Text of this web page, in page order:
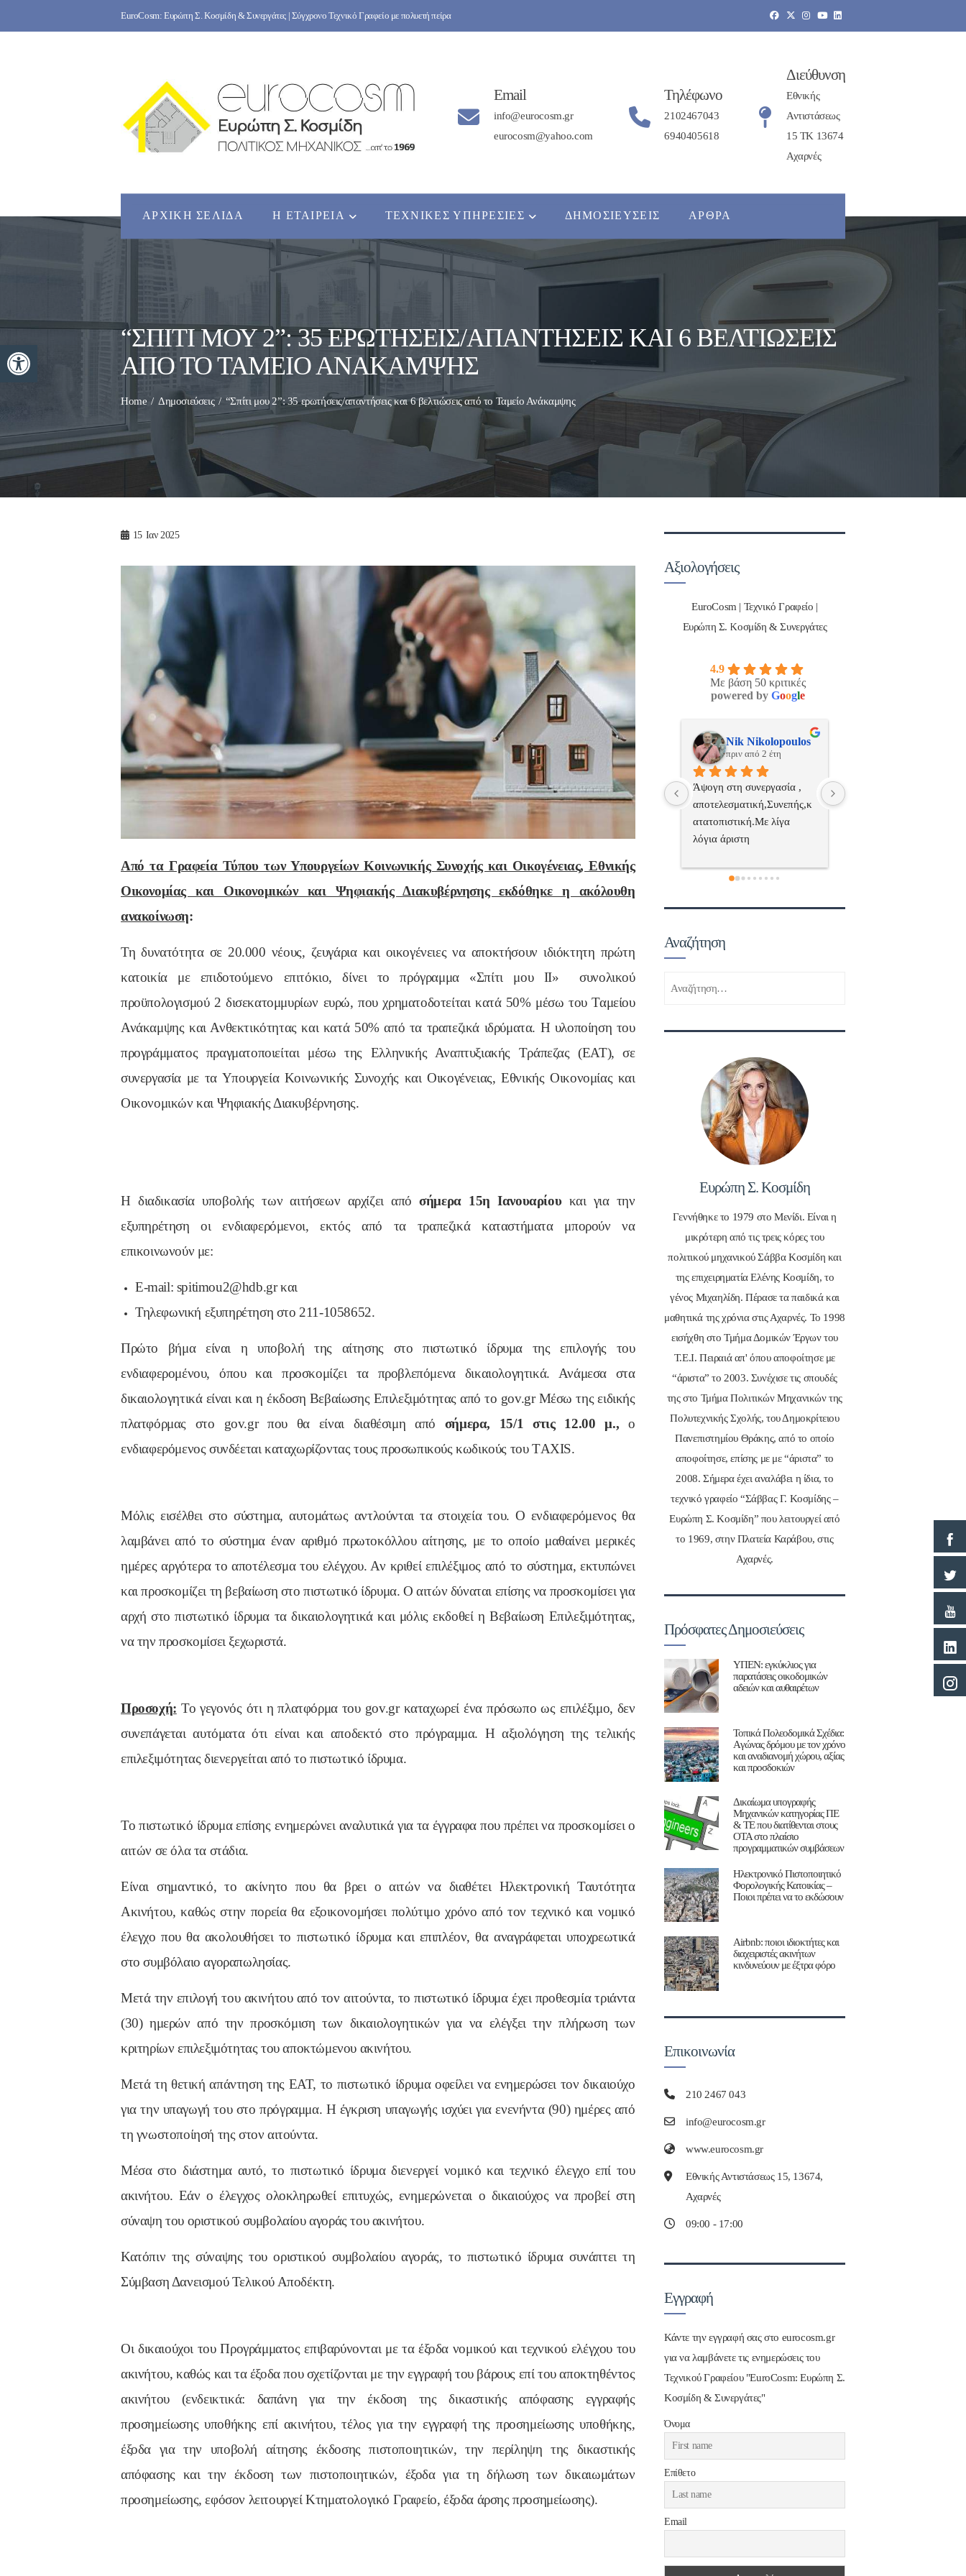
Ανοίξτε τη γραμμή εργαλείων
to
EuroCosm: Ευρώπη Σ. Κοσμίδη & Συνεργάτες | Σύγχρονο Τεχνικό Γραφείο με πολυετή πείρα
Email
info@eurocosm.gr
eurocosm@yahoo.com
Τηλέφωνο
2102467043
6940405618
Διεύθυνση
Εθνικής
Αντιστάσεως
15 ΤΚ 13674
Αχαρνές
ΑΡΧΙΚΉ ΣΕΛΊΔΑ Η ΕΤΑΙΡΕΊΑ ΤΕΧΝΙΚΈΣ ΥΠΗΡΕΣΊΕΣ ΔΗΜΟΣΙΕΎΣΕΙΣ ΆΡΘΡΑ
“ΣΠΊΤΙ ΜΟΥ 2”: 35 ΕΡΩΤΉΣΕΙΣ/ΑΠΑΝΤΉΣΕΙΣ ΚΑΙ 6 ΒΕΛΤΙΏΣΕΙΣ
ΑΠΌ ΤΟ ΤΑΜΕΊΟ ΑΝΆΚΑΜΨΗΣ
Home Δημοσιεύσεις “Σπίτι μου 2”: 35 ερωτήσεις/απαντήσεις και 6 βελτιώσεις από το Ταμείο Ανάκαμψης
15 Ιαν 2025
Από τα Γραφεία Τύπου των Υπουργείων Κοινωνικής Συνοχής και Οικογένειας, Εθνικής
Οικονομίας και Οικονομικών και Ψηφιακής Διακυβέρνησης εκδόθηκε η ακόλουθη
ανακοίνωση:
Τη δυνατότητα σε 20.000 νέους, ζευγάρια και οικογένειες να αποκτήσουν ιδιόκτητη πρώτη
κατοικία με επιδοτούμενο επιτόκιο, δίνει το πρόγραμμα «Σπίτι μου ΙΙ» συνολικού
προϋπολογισμού 2 δισεκατομμυρίων ευρώ, που χρηματοδοτείται κατά 50% μέσω του Ταμείου
Ανάκαμψης και Ανθεκτικότητας και κατά 50% από τα τραπεζικά ιδρύματα. Η υλοποίηση του
προγράμματος πραγματοποιείται μέσω της Ελληνικής Αναπτυξιακής Τράπεζας (ΕΑΤ), σε
συνεργασία με τα Υπουργεία Κοινωνικής Συνοχής και Οικογένειας, Εθνικής Οικονομίας και
Οικονομικών και Ψηφιακής Διακυβέρνησης.
Η διαδικασία υποβολής των αιτήσεων αρχίζει απόσήμερα 15η Ιανουαρίου και για την
εξυπηρέτηση οι ενδιαφερόμενοι, εκτός από τα τραπεζικά καταστήματα μπορούν να
επικοινωνούν με:
E-mail: spitimou2@hdb.gr και
Τηλεφωνική εξυπηρέτηση στο 211-1058652.
Πρώτο βήμα είναι η υποβολή της αίτησης στο πιστωτικό ίδρυμα της επιλογής του
ενδιαφερομένου, όπου και προσκομίζει τα προβλεπόμενα δικαιολογητικά. Ανάμεσα στα
δικαιολογητικά είναι και η έκδοση Βεβαίωσης Επιλεξιμότητας από το gov.gr Μέσω της ειδικής
πλατφόρμας στο gov.gr που θα είναι διαθέσιμη από σήμερα, 15/1 στις 12.00 μ., ο
ενδιαφερόμενος συνδέεται καταχωρίζοντας τους προσωπικούς κωδικούς του ΤAXIS.
Μόλις εισέλθει στο σύστημα, αυτομάτως αντλούνται τα στοιχεία του. Ο ενδιαφερόμενος θα
λαμβάνει από το σύστημα έναν αριθμό πρωτοκόλλου αίτησης, με το οποίο μαθαίνει μερικές
ημέρες αργότερα το αποτέλεσμα του ελέγχου. Αν κριθεί επιλέξιμος από το σύστημα, εκτυπώνει
και προσκομίζει τη βεβαίωση στο πιστωτικό ίδρυμα. Ο αιτών δύναται επίσης να προσκομίσει για
αρχή στο πιστωτικό ίδρυμα τα δικαιολογητικά και μόλις εκδοθεί η Βεβαίωση Επιλεξιμότητας,
να την προσκομίσει ξεχωριστά.
Προσοχή: Το γεγονός ότι η πλατφόρμα του gov.gr καταχωρεί ένα πρόσωπο ως επιλέξιμο, δεν
συνεπάγεται αυτόματα ότι είναι και αποδεκτό στο πρόγραμμα. Η αξιολόγηση της τελικής
επιλεξιμότητας διενεργείται από το πιστωτικό ίδρυμα.
Το πιστωτικό ίδρυμα επίσης ενημερώνει αναλυτικά για τα έγγραφα που πρέπει να προσκομίσει ο
αιτών σε όλα τα στάδια.
Είναι σημαντικό, το ακίνητο που θα βρει ο αιτών να διαθέτει Ηλεκτρονική Ταυτότητα
Ακινήτου, καθώς στην πορεία θα εξοικονομήσει πολύτιμο χρόνο από τον τεχνικό και νομικό
έλεγχο που θα ακολουθήσει το πιστωτικό ίδρυμα και επιπλέον, θα αναγράφεται υποχρεωτικά
στο συμβόλαιο αγοραπωλησίας.
Μετά την επιλογή του ακινήτου από τον αιτούντα, το πιστωτικό ίδρυμα έχει προθεσμία τριάντα
(30) ημερών από την προσκόμιση των δικαιολογητικών για να ελέγξει την πλήρωση των
κριτηρίων επιλεξιμότητας του αποκτώμενου ακινήτου.
Μετά τη θετική απάντηση της ΕΑΤ, το πιστωτικό ίδρυμα οφείλει να ενημερώσει τον δικαιούχο
για την υπαγωγή του στο πρόγραμμα. Η έγκριση υπαγωγής ισχύει για ενενήντα (90) ημέρες από
τη γνωστοποίησή της στον αιτούντα.
Μέσα στο διάστημα αυτό, το πιστωτικό ίδρυμα διενεργεί νομικό και τεχνικό έλεγχο επί του
ακινήτου. Εάν ο έλεγχος ολοκληρωθεί επιτυχώς, ενημερώνεται ο δικαιούχος να προβεί στη
σύναψη του οριστικού συμβολαίου αγοράς του ακινήτου.
Κατόπιν της σύναψης του οριστικού συμβολαίου αγοράς, το πιστωτικό ίδρυμα συνάπτει τη
Σύμβαση Δανεισμού Τελικού Αποδέκτη.
Οι δικαιούχοι του Προγράμματος επιβαρύνονται με τα έξοδα νομικού και τεχνικού ελέγχου του
ακινήτου, καθώς και τα έξοδα που σχετίζονται με την εγγραφή του βάρους επί του αποκτηθέντος
ακινήτου (ενδεικτικά: δαπάνη για την έκδοση της δικαστικής απόφασης εγγραφής
προσημείωσης υποθήκης επί ακινήτου, τέλος για την εγγραφή της προσημείωσης υποθήκης,
έξοδα για την υποβολή αίτησης έκδοσης πιστοποιητικών, την περίληψη της δικαστικής
απόφασης και την έκδοση των πιστοποιητικών, έξοδα για τη δήλωση των δικαιωμάτων
προσημείωσης, εφόσον λειτουργεί Κτηματολογικό Γραφείο, έξοδα άρσης προσημείωσης).
Αξιολογήσεις
EuroCosm | Τεχνικό Γραφείο |
Ευρώπη Σ. Κοσμίδη & Συνεργάτες
4.9
Με βάση 50 κριτικές
powered by Google
Nik Nikolopoulos
πριν από 2 έτη
Άψογη στη συνεργασία ,
αποτελεσματική,Συνεπής,κ
λόγια άριστη
το χαμόγελο.Την
Ευχαριστώ πολύ και την
ManosBX
πριν από 2 έτη
Επαγγελματίας  Άψογη
συνεργασία
Αναζήτηση
Ευρώπη Σ. Κοσμίδη
Γεννήθηκε το 1979 στο Μενίδι. Είναι η
μικρότερη από τις τρεις κόρες του
πολιτικού μηχανικού Σάββα Κοσμίδη και
της επιχειρηματία Ελένης Κοσμίδη, το
γένος Μιχαηλίδη. Πέρασε τα παιδικά και
μαθητικά της χρόνια στις Αχαρνές. Το 1998
εισήχθη στο Τμήμα Δομικών Έργων του
Τ.Ε.Ι. Πειραιά απ' όπου αποφοίτησε με
“άριστα” το 2003. Συνέχισε τις σπουδές
της στο Τμήμα Πολιτικών Μηχανικών της
Πολυτεχνικής Σχολής, του Δημοκρίτειου
Πανεπιστημίου Θράκης, από το οποίο
αποφοίτησε, επίσης με με “άριστα” το
2008. Σήμερα έχει αναλάβει η ίδια, το
τεχνικό γραφείο “Σάββας Γ. Κοσμίδης –
Ευρώπη Σ. Κοσμίδη” που λειτουργεί από
το 1969, στην Πλατεία Καράβου, στις
Αχαρνές.
Πρόσφατες Δημοσιεύσεις
ΥΠΕΝ: εγκύκλιος για
παρατάσεις οικοδομικών
αδειών και αυθαιρέτων
Τοπικά Πολεοδομικά Σχέδια:
Aγώνας δρόμου με τον χρόνο
και αναδιανομή χώρου, αξίας
και προσδοκιών
Δικαίωμα υπογραφής
Μηχανικών κατηγορίας ΠΕ
& ΤΕ που διατίθενται στους
ΟΤΑ στο πλαίσιο
προγραμματικών συμβάσεων
Ηλεκτρονικό Πιστοποιητικό
Φορολογικής Κατοικίας –
Ποιοι πρέπει να το εκδώσουν
Airbnb: ποιοι ιδιοκτήτες και
διαχειριστές ακινήτων
κινδυνεύουν με έξτρα φόρο
Επικοινωνία
210 2467 043
info@eurocosm.gr
www.eurocosm.gr
Εθνικής Αντιστάσεως 15, 13674,
Αχαρνές
09:00 - 17:00
Εγγραφή
Κάντε την εγγραφή σας στο eurocosm.gr
για να λαμβάνετε τις ενημερώσεις του
Τεχνικού Γραφείου "EuroCosm: Ευρώπη Σ.
Κοσμίδη & Συνεργάτες"
Όνομα
Επίθετο
Email